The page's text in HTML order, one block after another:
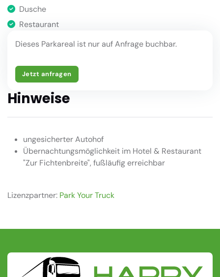
Dusche
Restaurant
Dieses Parkareal ist nur auf Anfrage buchbar.
Jetzt anfragen
Hinweise
ungesicherter Autohof
Übernachtungsmöglichkeit im Hotel & Restaurant
"Zur Fichtenbreite", fußläufig erreichbar
Lizenzpartner: Park Your Truck